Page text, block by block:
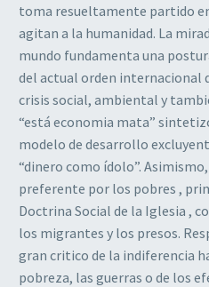
toma resueltamente partido
agitan a la humanidad. La
mundo fundamenta una
del actual orden internacional
crisis social, ambiental y
“está economia mata”
modelo de desarrollo
“dinero como ídolo”.
preferente por los pobres ,
Doctrina Social de la Iglesia ,
los migrantes y los presos.
gran critico de la indiferencia
pobreza, las guerras o de los